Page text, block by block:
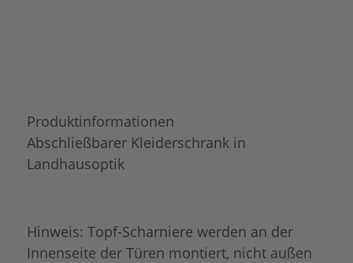
Produktinformationen
Abschließbarer Kleiderschrank in
Landhausoptik
Hinweis: Topf-Scharniere werden an der
Innenseite der Türen montiert, nicht außen